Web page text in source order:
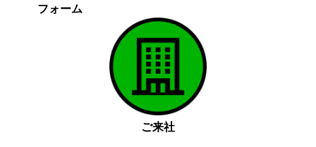
フォーム
ご来社